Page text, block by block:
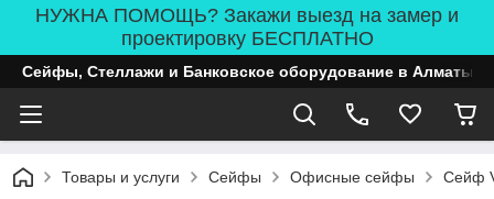
НУЖНА ПОМОЩЬ? Закажи выезд на замер и
проектировку БЕСПЛАТНО
Сейфы, Стеллажи и Банковское оборудование в Алматы
Товары и услуги Сейфы Офисные сейфы Сейф